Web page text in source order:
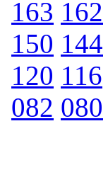
163 162
150 144
120 116
082 080